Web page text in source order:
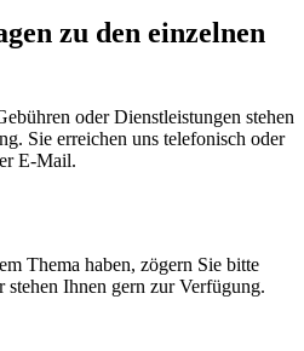
zu den einzelnen
oder Dienstleistungen stehen
Sie erreichen uns telefonisch oder
E-Mail.
Thema haben, zögern Sie bitte
Ihnen gern zur Verfügung.